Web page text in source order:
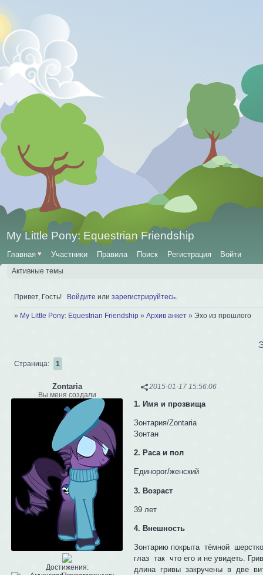
My Little Pony: Equestrian Friendship
Главная ♥ Участники Правила Поиск Регистрация Войти
Активные темы
Привет, Гость! Войдите или зарегистрируйтесь
» My Little Pony: Equestrian Friendship » Архив анкет » Эхо из прошлого
Страница: 1
2015-01-17 15:56:06
Zontaria
Вы меня создали
Достижения:
1. Имя и прозвища
Зонтария/Zontaria
Зонтан
2. Раса и пол
Единорог/женский
3. Возраст
39 лет
4. Внешность
Зонтарию покрыта тёмной
глаз так что его и не увидеть.
длина гривы закручены в две